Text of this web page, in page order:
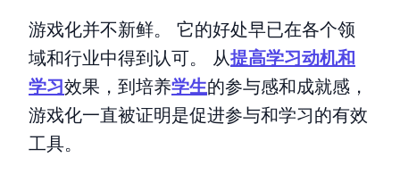
游戏化并不新鲜。 它的好处早已在各个领
域和行业中得到认可。 从提高学习动机和
学习效果，到培养学生的参与感和成就感，
游戏化一直被证明是促进参与和学习的有效
工具。